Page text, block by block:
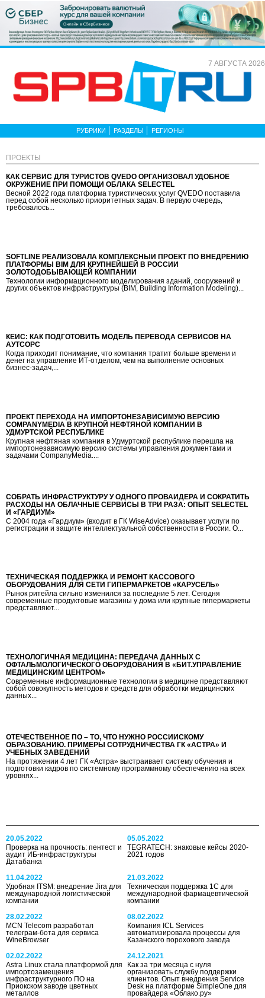
7 АВГУСТА 2026
РУБРИКИ РАЗДЕЛЫ РЕГИОНЫ
ПРОЕКТЫ
КАК СЕРВИС ДЛЯ ТУРИСТОВ QVEDO ОРГАНИЗОВАЛ УДОБНОЕ
ОКРУЖЕНИЕ ПРИ ПОМОЩИ ОБЛАКА SELECTEL
Весной 2022 года платформа туристических услуг QVEDO поставила
перед собой несколько приоритетных задач. В первую очередь,
требовалось...
SOFTLINE РЕАЛИЗОВАЛА КОМПЛЕКСНЫЙ ПРОЕКТ ПО ВНЕДРЕНИЮ
ПЛАТФОРМЫ BIM ДЛЯ КРУПНЕЙШЕЙ В РОССИИ
ЗОЛОТОДОБЫВАЮЩЕЙ КОМПАНИИ
Технологии информационного моделирования зданий, сооружений и
других объектов инфраструктуры (BIM, Building Information Modeling)...
КЕЙС: КАК ПОДГОТОВИТЬ МОДЕЛЬ ПЕРЕВОДА СЕРВИСОВ НА
АУТСОРС
Когда приходит понимание, что компания тратит больше времени и
денег на управление ИТ-отделом, чем на выполнение основных
бизнес-задач,...
ПРОЕКТ ПЕРЕХОДА НА ИМПОРТОНЕЗАВИСИМУЮ ВЕРСИЮ
COMPANYMEDIA В КРУПНОЙ НЕФТЯНОЙ КОМПАНИИ В
УДМУРТСКОЙ РЕСПУБЛИКЕ
Крупная нефтяная компания в Удмуртской республике перешла на
импортонезависимую версию системы управления документами и
задачами CompanyMedia....
СОБРАТЬ ИНФРАСТРУКТУРУ У ОДНОГО ПРОВАЙДЕРА И СОКРАТИТЬ
РАСХОДЫ НА ОБЛАЧНЫЕ СЕРВИСЫ В ТРИ РАЗА: ОПЫТ SELECTEL
И «ГАРДИУМ»
С 2004 года «Гардиум» (входит в ГК WiseAdvice) оказывает услуги по
регистрации и защите интеллектуальной собственности в России. О...
ТЕХНИЧЕСКАЯ ПОДДЕРЖКА И РЕМОНТ КАССОВОГО
ОБОРУДОВАНИЯ ДЛЯ СЕТИ ГИПЕРМАРКЕТОВ «КАРУСЕЛЬ»
Рынок ритейла сильно изменился за последние 5 лет. Сегодня
современные продуктовые магазины у дома или крупные гипермаркеты
представляют...
ТЕХНОЛОГИЧНАЯ МЕДИЦИНА: ПЕРЕДАЧА ДАННЫХ С
ОФТАЛЬМОЛОГИЧЕСКОГО ОБОРУДОВАНИЯ В «БИТ.УПРАВЛЕНИЕ
МЕДИЦИНСКИМ ЦЕНТРОМ»
Современные информационные технологии в медицине представляют
собой совокупность методов и средств для обработки медицинских
данных...
ОТЕЧЕСТВЕННОЕ ПО – ТО, ЧТО НУЖНО РОССИЙСКОМУ
ОБРАЗОВАНИЮ. ПРИМЕРЫ СОТРУДНИЧЕСТВА ГК «АСТРА» И
УЧЕБНЫХ ЗАВЕДЕНИЙ
На протяжении 4 лет ГК «Астра» выстраивает систему обучения и
подготовки кадров по системному программному обеспечению на всех
уровнях...
20.05.2022
Проверка на прочность: пентест и
аудит ИБ-инфраструктуры
Датабанка
05.05.2022
TEGRATECH: знаковые кейсы 2020-
2021 годов
11.04.2022
Удобная ITSM: внедрение Jira для
международной логистической
компании
21.03.2022
Техническая поддержка 1С для
международной фармацевтической
компании
28.02.2022
MCN Telecom разработал
телеграм-бота для сервиса
WineBrowser
08.02.2022
Компания ICL Services
автоматизировала процессы для
Казанского порохового завода
02.02.2022
Astra Linux стала платформой для
импортозамещения
инфраструктурного ПО на
Приокском заводе цветных
металлов
24.12.2021
Как за три месяца с нуля
организовать службу поддержки
клиентов. Опыт внедрения Service
Desk на платформе SimpleOne для
провайдера «Облако.ру»